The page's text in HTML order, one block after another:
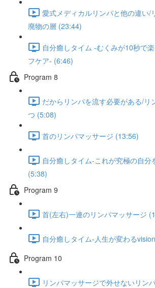
愛式メディカルリンパと他の違い/
廃物の層 (23:44)
自分癒しタイム -むくみが10秒で
フケア- (6:46)
Program 8
だからリンパを流す必要がある/リ
つ (5:08)
首のリンパマッサージ (13:56)
自分癒しタイム-これが究極の自分
(5:38)
Program 9
首(左右)一連のリンパマッサージ
自分癒しタイム-人生が変わる
Program 10
リンパマッサージで外せないリン